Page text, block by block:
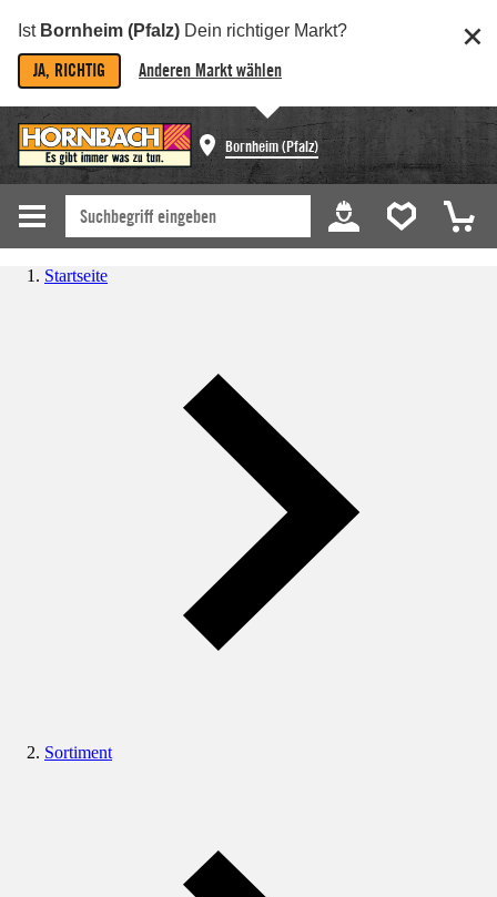
Ist Bornheim (Pfalz) Dein richtiger Markt?
JA, RICHTIG Anderen Markt wählen
Bornheim (Pfalz)
Startseite
Sortiment